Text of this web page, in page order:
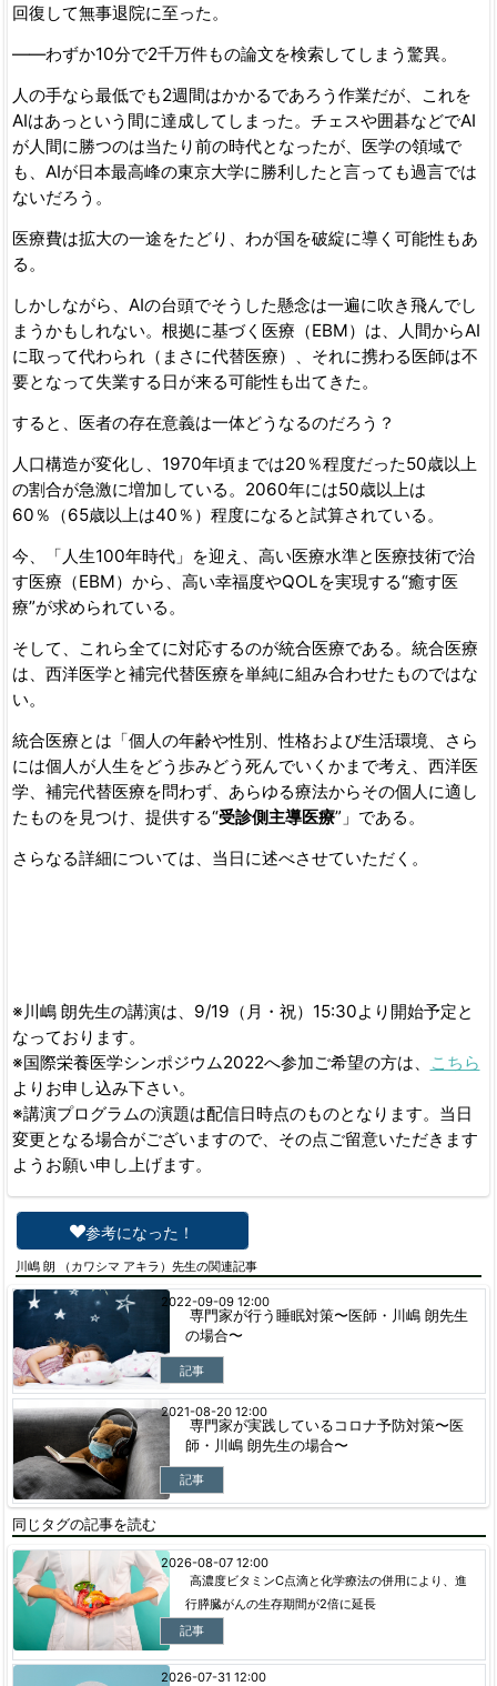
回復して無事退院に至った。
――わずか10分で2千万件もの論文を検索してしまう驚異。
人の手なら最低でも2週間はかかるであろう作業だが、これを
AIはあっという間に達成してしまった。チェスや囲碁などでAI
が人間に勝つのは当たり前の時代となったが、医学の領域で
も、AIが日本最高峰の東京大学に勝利したと言っても過言では
ないだろう。
医療費は拡大の一途をたどり、わが国を破綻に導く可能性もあ
る。
しかしながら、AIの台頭でそうした懸念は一遍に吹き飛んでし
まうかもしれない。根拠に基づく医療（EBM）は、人間からAI
に取って代わられ（まさに代替医療）、それに携わる医師は不
要となって失業する日が来る可能性も出てきた。
すると、医者の存在意義は一体どうなるのだろう？
人口構造が変化し、1970年頃までは20％程度だった50歳以上
の割合が急激に増加している。2060年には50歳以上は
60％（65歳以上は40％）程度になると試算されている。
今、「人生100年時代」を迎え、高い医療水準と医療技術で治
す医療（EBM）から、高い幸福度やQOLを実現する“癒す医
療”が求められている。
そして、これら全てに対応するのが統合医療である。統合医療
は、西洋医学と補完代替医療を単純に組み合わせたものではな
い。
統合医療とは「個人の年齢や性別、性格および生活環境、さら
には個人が人生をどう歩みどう死んでいくかまで考え、西洋医
学、補完代替医療を問わず、あらゆる療法からその個人に適し
たものを見つけ、提供する“受診側主導医療”」である。
さらなる詳細については、当日に述べさせていただく。
※川嶋 朗先生の講演は、9/19（月・祝）15:30より開始予定と
なっております。
※国際栄養医学シンポジウム2022へ参加ご希望の方は、
こちら
よりお申し込み下さい。
※講演プログラムの演題は配信日時点のものとなります。当日
変更となる場合がございますので、その点ご留意いただきます
ようお願い申し上げます。
参考になった！
川嶋 朗 （カワシマ アキラ）先生の関連記事
専門家が行う睡眠対策〜医師・川嶋 朗先生
の場合〜
記事
2022-09-09 12:00
専門家が実践しているコロナ予防対策〜医
師・川嶋 朗先生の場合〜
記事
2021-08-20 12:00
同じタグの記事を読む
高濃度ビタミンC点滴と化学療法の併用により、進
行膵臓がんの生存期間が2倍に延長
記事
2026-08-07 12:00
2026-07-31 12:00